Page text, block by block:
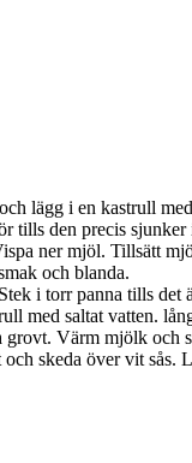
lägg i en kastrull
tills den precis
ner mjöl. Tillsätt
och blanda.
i torr panna tills det
med saltat vatten.
grovt. Värm mjölk och
skeda över vit sås.